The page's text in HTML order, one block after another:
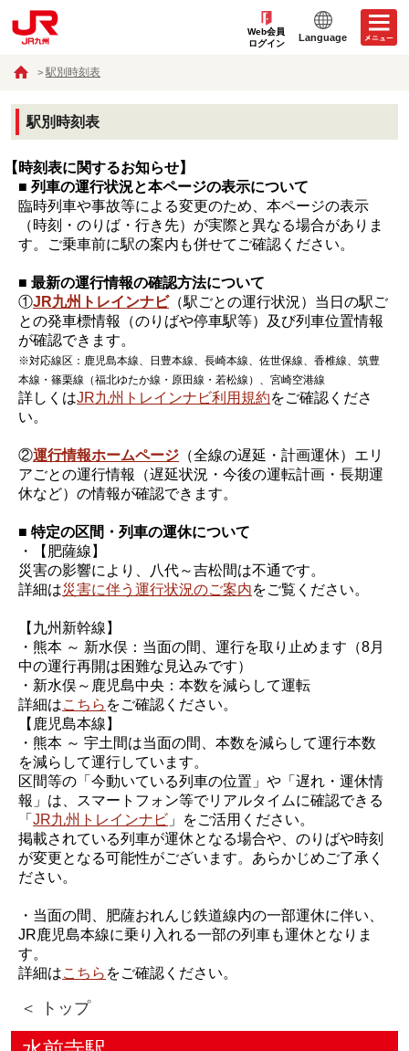
Web会員
ログイン
Language
駅別時刻表
駅別時刻表
【時刻表に関するお知らせ】
■ 列車の運行状況と本ページの表示について
臨時列車や事故等による変更のため、本ページの表示
（時刻・のりば・行き先）が実際と異なる場合がありま
す。ご乗車前に駅の案内も併せてご確認ください。
■ 最新の運行情報の確認方法について
①JR九州トレインナビ（駅ごとの運行状況）当日の駅ご
との発車標情報（のりばや停車駅等）及び列車位置情報
が確認できます。
※対応線区：鹿児島本線、日豊本線、長崎本線、佐世保線、香椎線、筑豊
本線・篠栗線（福北ゆたか線・原田線・若松線）、宮崎空港線
詳しくはJR九州トレインナビ利用規約をご確認くださ
い。
②運行情報ホームページ （全線の遅延・計画運休）エリ
アごとの運行情報（遅延状況・今後の運転計画・長期運
休など）の情報が確認できます。
■ 特定の区間・列車の運休について
・【肥薩線】
災害の影響により、八代～吉松間は不通です。
詳細は災害に伴う運行状況のご案内をご覧ください。
【九州新幹線】
・熊本 ～ 新水俣：当面の間、運行を取り止めます（8月
中の運行再開は困難な見込みです）
・新水俣～鹿児島中央：本数を減らして運転
詳細はこちら をご確認ください。
【鹿児島本線】
・熊本 ～ 宇土間は当面の間、本数を減らして運行本数
を減らして運行しています。
区間等の「今動いている列車の位置」や「遅れ・運休情
報」は、スマートフォン等でリアルタイムに確認できる
「JR九州トレインナビ 」をご活用ください。
掲載されている列車が運休となる場合や、のりばや時刻
が変更となる可能性がございます。あらかじめご了承く
ださい。
・当面の間、肥薩おれんじ鉄道線内の一部運休に伴い、
JR鹿児島本線に乗り入れる一部の列車も運休となりま
す。
詳細はこちら をご確認ください。
＜ トップ